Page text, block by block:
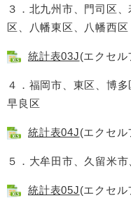
３．北九州市、門司区
区、八幡東区、八幡西区
統計表03J(エクセル
４．福岡市、東区、博
早良区
統計表04J(エクセル
５．大牟田市、久留米
統計表05J(エクセル